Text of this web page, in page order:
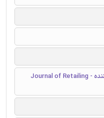
مجله خدمات خرده فروشی و مصرف کننده - Journal of Retailing